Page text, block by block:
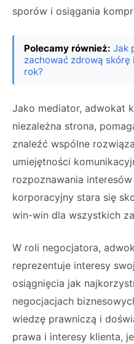
sporów i osiągania
Polecamy również: Jak
zachować zdrową skórę
rok?
Jako mediator, adwokat
niezależna strona,
znaleźć wspólne
umiejętności
rozpoznawania
korporacyjny stara się
win-win dla wszystkich
W roli negocjatora,
reprezentuje interesy
osiągnięcia jak
negocjacjach
wiedzę prawniczą i
prawa i interesy klienta,